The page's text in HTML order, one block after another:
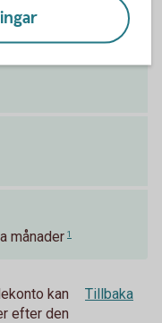
månader 1
kan
efter den
Tillbaka